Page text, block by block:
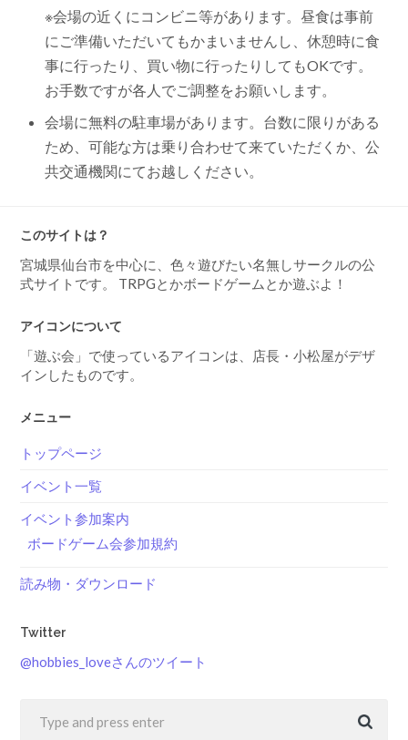
※会場の近くにコンビニ等があります。昼食は事前
にご準備いただいてもかまいませんし、休憩時に食
事に行ったり、買い物に行ったりしてもOKです。
お手数ですが各人でご調整をお願いします。
会場に無料の駐車場があります。台数に限りがある
ため、可能な方は乗り合わせて来ていただくか、公
共交通機関にてお越しください。
このサイトは？
宮城県仙台市を中心に、色々遊びたい名無しサークルの公
式サイトです。 TRPGとかボードゲームとか遊ぶよ！
アイコンについて
「遊ぶ会」で使っているアイコンは、店長・小松屋がデザ
インしたものです。
メニュー
トップページ
イベント一覧
イベント参加案内
ボードゲーム会参加規約
読み物・ダウンロード
Twitter
@hobbies_loveさんのツイート